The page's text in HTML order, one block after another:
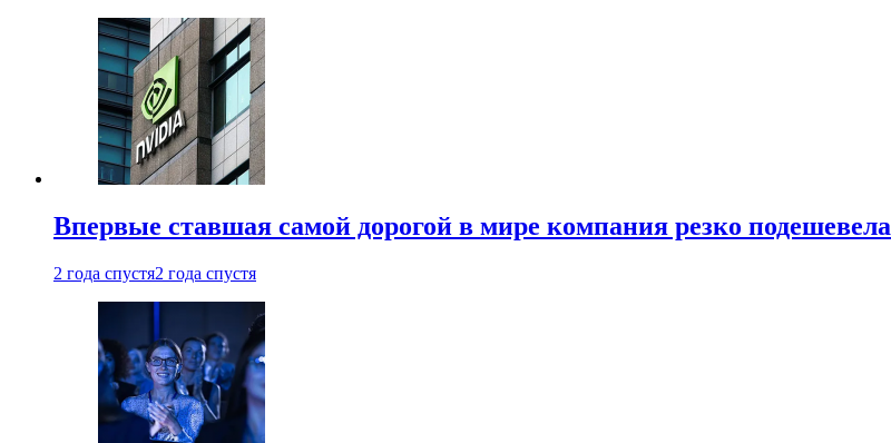
Впервые ставшая самой дорогой в мире компания резко подешевела
2 года спустя2 года спустя